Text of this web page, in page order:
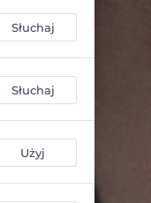
Słuchaj
Słuchaj
Użyj